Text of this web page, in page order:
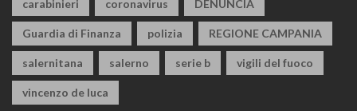
carabinieri coronavirus DENUNCIA
Guardia di Finanza polizia REGIONE CAMPANIA
salernitana salerno serie b vigili del fuoco
vincenzo de luca